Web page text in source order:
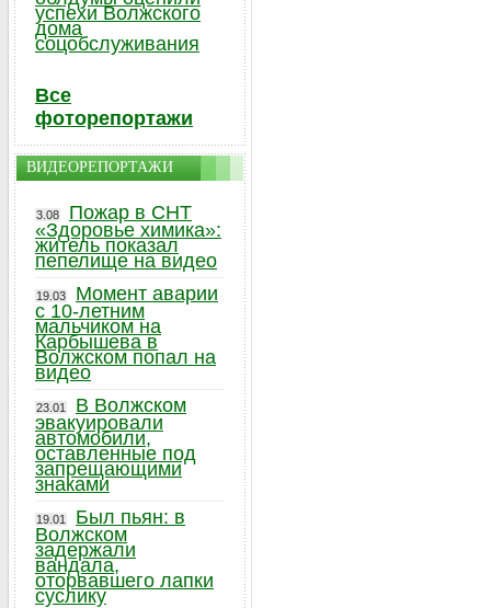
успехи Волжского
дома
соцобслуживания
Все
фоторепортажи
ВИДЕОРЕПОРТАЖИ
3.08
Пожар в СНТ
«Здоровье химика»:
житель показал
пепелище на видео
19.03
Момент аварии
с 10-летним
мальчиком на
Карбышева в
Волжском попал на
видео
23.01
В Волжском
эвакуировали
автомобили,
оставленные под
запрещающими
знаками
19.01
Был пьян: в
Волжском
задержали
вандала,
оторвавшего лапки
суслику